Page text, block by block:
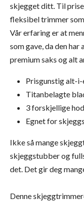
skjegget ditt. Til
fleksibel trimmer
Vår erfaring er at
som gave, da den
premium saks og alt
Prisgunstig alt-
Titanbelagte
3 forskjellige
Egnet for
Ikke så mange
skjeggstubber og
det. Det gir deg
Denne